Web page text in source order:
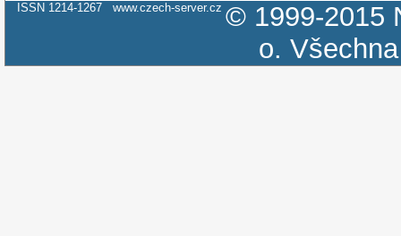
ISSN 1214-1267 www.czech-server.cz © 1999-2015
o.